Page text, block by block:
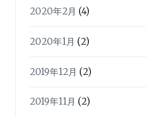
2020年2月 (4)
2020年1月 (2)
2019年12月 (2)
2019年11月 (2)